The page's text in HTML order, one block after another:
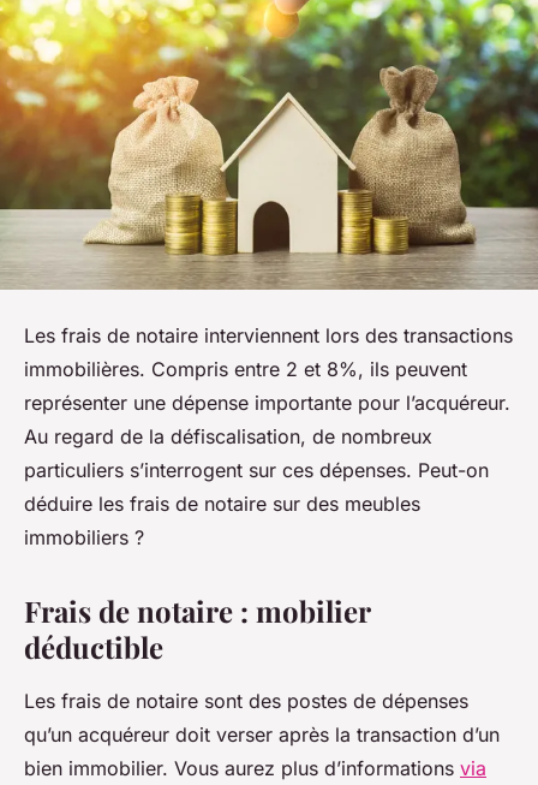
Les frais de notaire interviennent lors des transactions
immobilières. Compris entre 2 et 8%, ils peuvent
représenter une dépense importante pour l’acquéreur.
Au regard de la défiscalisation, de nombreux
particuliers s’interrogent sur ces dépenses. Peut-on
déduire les frais de notaire sur des meubles
immobiliers ?
Frais de notaire : mobilier
déductible
Les frais de notaire sont des postes de dépenses
qu’un acquéreur doit verser après la transaction d’un
bien immobilier. Vous aurez plus d’informations via